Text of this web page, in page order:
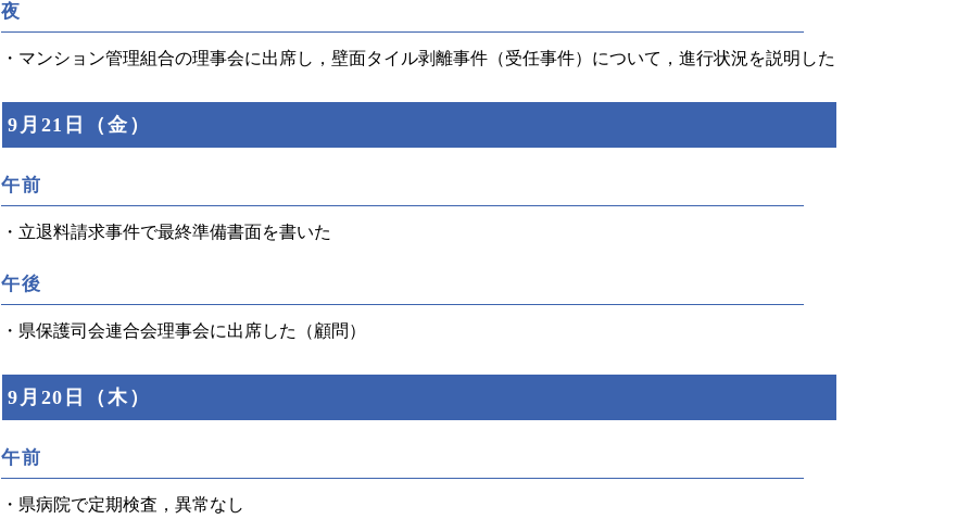
夜
・マンション管理組合の理事会に出席し，壁面タイル剥離事件（受任事件）について，進行状況を説明した
9月21日（金）
午前
・立退料請求事件で最終準備書面を書いた
午後
・県保護司会連合会理事会に出席した（顧問）
9月20日（木）
午前
・県病院で定期検査，異常なし